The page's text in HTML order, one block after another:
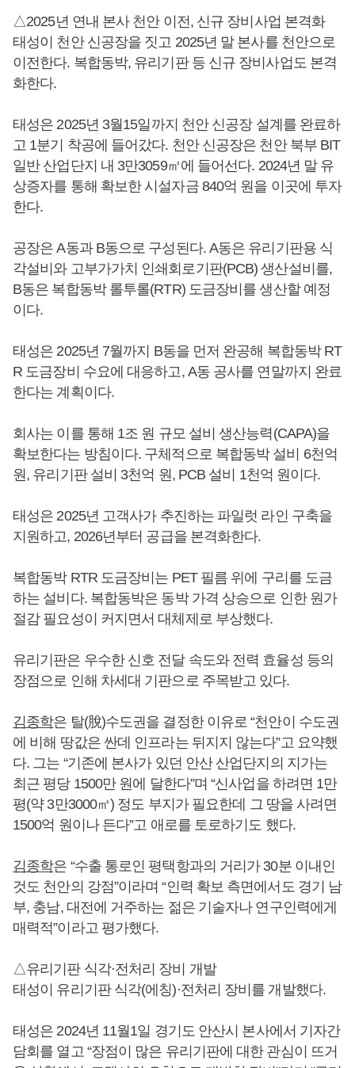
△2025년 연내 본사 천안 이전, 신규 장비사업 본격화
태성이 천안 신공장을 짓고 2025년 말 본사를 천안으로
이전한다. 복합동박, 유리기판 등 신규 장비사업도 본격
화한다.
태성은 2025년 3월15일까지 천안 신공장 설계를 완료하
고 1분기 착공에 들어갔다. 천안 신공장은 천안 북부 BIT
일반 산업단지 내 3만3059㎡에 들어선다. 2024년 말 유
상증자를 통해 확보한 시설자금 840억 원을 이곳에 투자
한다.
공장은 A동과 B동으로 구성된다. A동은 유리기판용 식
각설비와 고부가가치 인쇄회로기판(PCB) 생산설비를,
B동은 복합동박 롤투롤(RTR) 도금장비를 생산할 예정
이다.
태성은 2025년 7월까지 B동을 먼저 완공해 복합동박 RT
R 도금장비 수요에 대응하고, A동 공사를 연말까지 완료
한다는 계획이다.
회사는 이를 통해 1조 원 규모 설비 생산능력(CAPA)을
확보한다는 방침이다. 구체적으로 복합동박 설비 6천억
원, 유리기판 설비 3천억 원, PCB 설비 1천억 원이다.
태성은 2025년 고객사가 추진하는 파일럿 라인 구축을
지원하고, 2026년부터 공급을 본격화한다.
복합동박 RTR 도금장비는 PET 필름 위에 구리를 도금
하는 설비다. 복합동박은 동박 가격 상승으로 인한 원가
절감 필요성이 커지면서 대체제로 부상했다.
유리기판은 우수한 신호 전달 속도와 전력 효율성 등의
장점으로 인해 차세대 기판으로 주목받고 있다.
김종학은 탈(脫)수도권을 결정한 이유로 “천안이 수도권
에 비해 땅값은 싼데 인프라는 뒤지지 않는다”고 요약했
다. 그는 “기존에 본사가 있던 안산 산업단지의 지가는
최근 평당 1500만 원에 달한다”며 “신사업을 하려면 1만
평(약 3만3000㎡) 정도 부지가 필요한데 그 땅을 사려면
1500억 원이나 든다”고 애로를 토로하기도 했다.
김종학은 “수출 통로인 평택항과의 거리가 30분 이내인
것도 천안의 강점”이라며 “인력 확보 측면에서도 경기 남
부, 충남, 대전에 거주하는 젊은 기술자나 연구인력에게
매력적”이라고 평가했다.
△유리기판 식각·전처리 장비 개발
태성이 유리기판 식각(에칭)·전처리 장비를 개발했다.
태성은 2024년 11월1일 경기도 안산시 본사에서 기자간
담회를 열고 “장점이 많은 유리기판에 대한 관심이 뜨거